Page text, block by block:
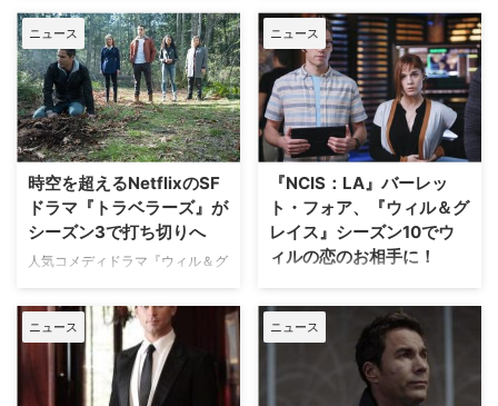
は、 中米グアテマラから米国へ
向 …
ク・マコーマックが、26年間の
結婚に終止符を打つという。米
Entertainment Weeklyなど複数
のメディアが伝えた。 秘密の関
係で始まった二人、感謝祭の前日
に… ゲイのエリート弁護士のウィ
ルと、気が強いインテリアデザイ
ナーのグレイスの友情を描いた
『ウィル＆グレイス』は米NBC
で1998年から2006年にかけて8
シーズン続いた末に一旦終了。
2017年に復活するとさらに3シー
作品 …
人気コメディドラマ『ウィル＆グ
レイス』のウィル・トゥルーマン
役やNetflixのSFドラマ『トラベ
ラーズ』の主人公グラント・マク
ラーレン役で知られるエリック・
マコーマック。そんな彼が、"あ
るもの"が手放せないと、元共演
者に告白した。米Peopleが報じ
ている。 現在58歳のエリック
は、『ウィル＆グレイス』の共演
者である…
ニュース
時空を超えるNetflixのSF
ドラマ『トラベラーズ』が
シーズン3で打ち切りへ
人気コメディドラマ『ウィル＆グ
リック・マコーマックが主演す
る、NetflixのSFドラマ『トラベ
ラーズ』がシーズン3で打ち切ら
れることが明らかとなった。米
TV Lineが報じている。 【関連記
ニュース
『NCIS：LA』バーレッ
ト・フォア、『ウィル＆グ
レイス』シーズン10でウ
ィルの恋のお相手に！
人気犯罪捜査ドラマ『NCIS：
LA ～極秘潜入捜査班』で、IT
オペレーターでありながらオタク
のエリック・ビールを演じるバー
レット・フォアが、米NBCの人
気コメディドラマ『ウィル＆グレ
ニュース ニュース